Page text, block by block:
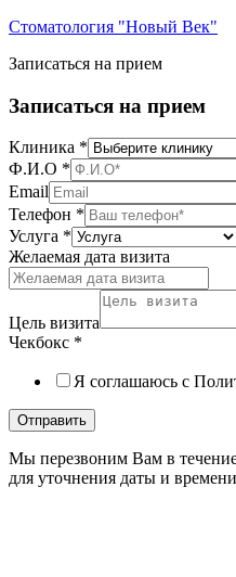
Стоматология "Новый Век"
Записаться на прием
Записаться на прием
Клиника *
Ф.И.О *
Email
Телефон *
Услуга *
Желаемая дата визита
Цель визита
Чекбокс *
Я соглашаюсь с
Отправить
Мы перезвоним Вам в
для уточнения даты и